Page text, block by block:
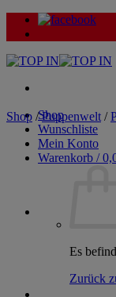
Zum
Inhalt
Shop
Wunschliste
Mein Konto
Warenkorb /
Es
Zurück
Shop / Puppenwelt /